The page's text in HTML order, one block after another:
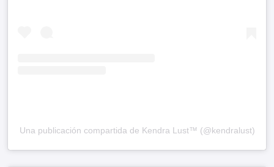
Una publicación compartida de Kendra Lust™ (@kendralust)